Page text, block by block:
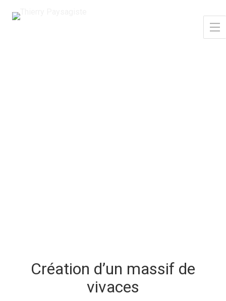
Création d’un massif de
vivaces